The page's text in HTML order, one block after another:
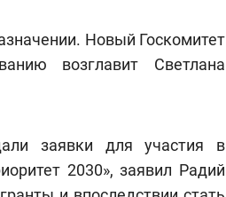
Новый Госкомитет
возглавит Светлана
заявки для участия в
2030», заявил Радий